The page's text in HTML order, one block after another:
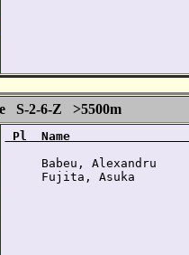
S-2-6-Z >5500m
Pl  Name
Babeu, Alexandru
Fujita, Asuka